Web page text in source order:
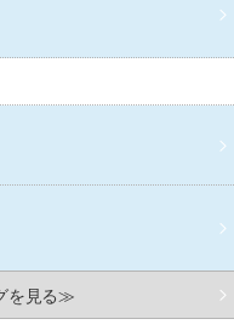
を見る≫